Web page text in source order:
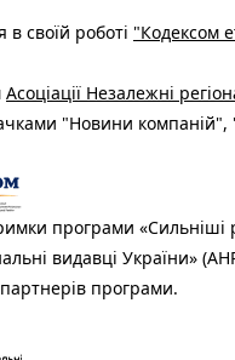
в своїй роботі "Кодексом
Асоціації Незалежні
"Новини
програми «Сильніші
видавці України»
програми.